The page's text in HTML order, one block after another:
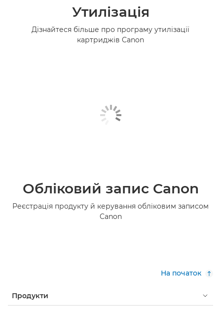
Утилізація
Дізнайтеся більше про програму утилізації
картриджів Canon
Обліковий запис Canon
Реєстрація продукту й керування обліковим записом
Canon
На початок
Продукти